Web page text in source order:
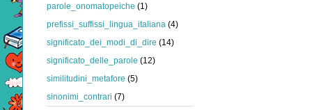
parole_onomatopeiche (1)
prefissi_suffissi_lingua_italiana (4)
significato_dei_modi_di_dire (14)
significato_delle_parole (12)
similitudini_metafore (5)
sinonimi_contrari (7)